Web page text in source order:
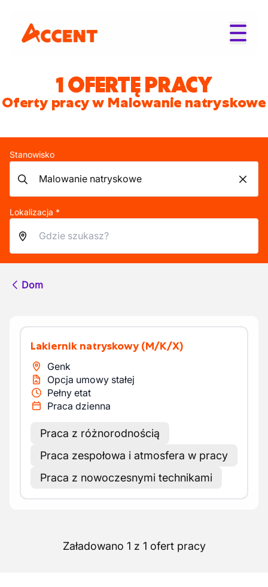
1 OFERTĘ PRACY
Oferty pracy w Malowanie natryskowe
Stanowisko
Lokalizacja *
Dom
Lakiernik natryskowy (M/K/X)
Genk
Opcja umowy stałej
Pełny etat
Praca dzienna
Praca z różnorodnością
Praca zespołowa i atmosfera w pracy
Praca z nowoczesnymi technikami
Załadowano 1 z 1 ofert pracy